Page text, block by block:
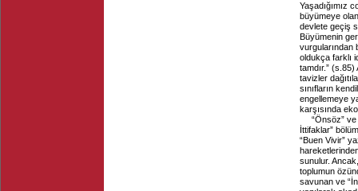
Yaşadığımız
büyümeye
devlete geçiş
Büyümenin
vurgularından
oldukça farklı
tamdır.”
tavizler
sınıfların
engellemeye
karşısında
“Önsöz”
İttifaklar”
“Buen Vivir”
sunulur.
toplumun
savunan ve